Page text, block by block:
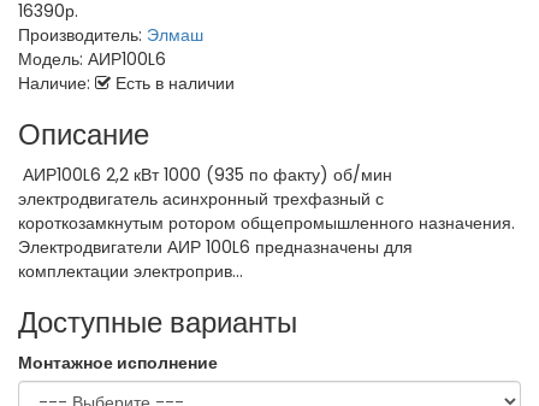
16390р.
Производитель: Элмаш
Модель: АИР100L6
Наличие:
Есть в наличии
Описание
АИР100L6 2,2 кВт 1000 (935 по факту) об/мин
электродвигатель асинхронный трехфазный с
короткозамкнутым ротором общепромышленного назначения.
Электродвигатели АИР 100L6 предназначены для
комплектации электроприв...
Доступные варианты
Монтажное исполнение